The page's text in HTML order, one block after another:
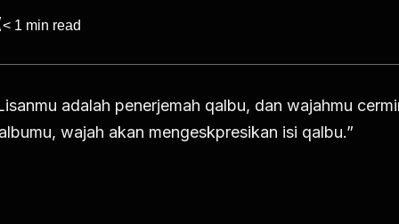
< 1 min read
adalah penerjemah qalbu, dan wajahmu
wajah akan mengeskpresikan isi qalbu.”